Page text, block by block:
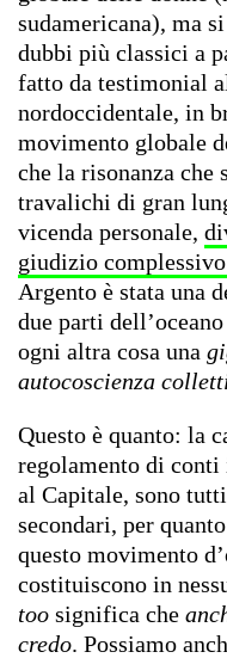
sudamericana), ma
dubbi più classici a
fatto da testimonial
nordoccidentale, in
movimento globale
che la risonanza che
travalichi di gran
vicenda personale,
giudizio
Argento è stata una
due parti
ogni altra cosa una
autocoscienza
Questo è quanto: la
regolamento di
al Capitale, sono
secondari, per
questo movimento
costituiscono in
too significa che
credo. Possiamo